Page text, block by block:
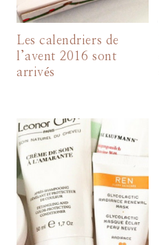
Les calendriers de
l’avent 2016 sont
arrivés